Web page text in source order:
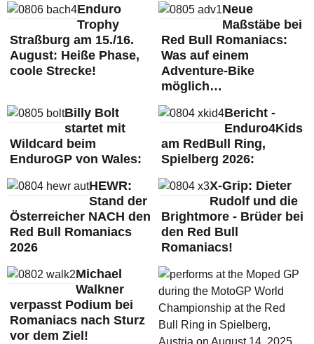
Enduro
Trophy
Straßburg am 15./16.
August: Heiße Phase,
coole Strecke!
Neue
Maßstäbe bei
Red Bull Romaniacs:
Was auf einem
Adventure-Bike
möglich…
Billy Bolt
startet mit
Wildcard beim
EnduroGP von Wales:
Bericht -
Enduro4Kids
am RedBull Ring,
Spielberg 2026:
HEWR:
Stand der
Österreicher NACH den
Red Bull Romaniacs
2026
X-Grip: Dieter
Rudolf und die
Brightmore - Brüder bei
den Red Bull
Romaniacs!
Michael
Walkner
verpasst Podium bei
Romaniacs nach Sturz
vor dem Ziel!